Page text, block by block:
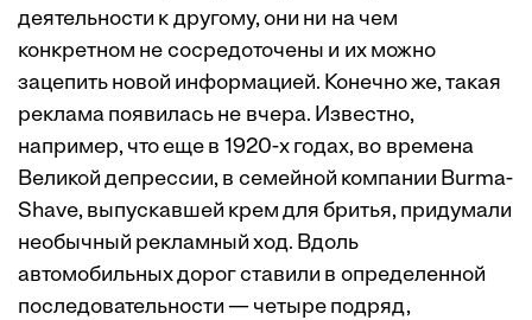
деятельности к другому, они ни на чем
конкретном не сосредоточены и их можно
зацепить новой информацией. Конечно же, такая
реклама появилась не вчера. Известно,
например, что еще в 1920-х годах, во времена
Великой депрессии, в семейной компании Burma-
Shave, выпускавшей крем для бритья, придумали
необычный рекламный ход. Вдоль
автомобильных дорог ставили в определенной
последовательности — четыре подряд,